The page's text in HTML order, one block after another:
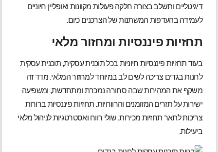
דיגיטליים ותשלב בצורה חלקה פעולות מקוונות ואופליין חיוניים
לעמידה בהעדפות המשתנות של הצרכנים כיום.
תחזיות פיננסיות ומחזור מלאי
בעוד תחזיות פיננסיות חיוניות בכל תוכנית עסקית, תוכנית עסקית
לחנות בגדים צריכה לשים לב במיוחד למחזור המלאי. מדד זה
משקף את המהירות שבה סחורה נמכרת ומתחדשת, ומשפיעה
ישירות על תזרים המזומנים והרווחיות. תחזיות פיננסיות ברורות
צריכות לתאר תחזיות מכירות, שולי רווח ואסטרטגיות לניהול מלאי
ביעילות.